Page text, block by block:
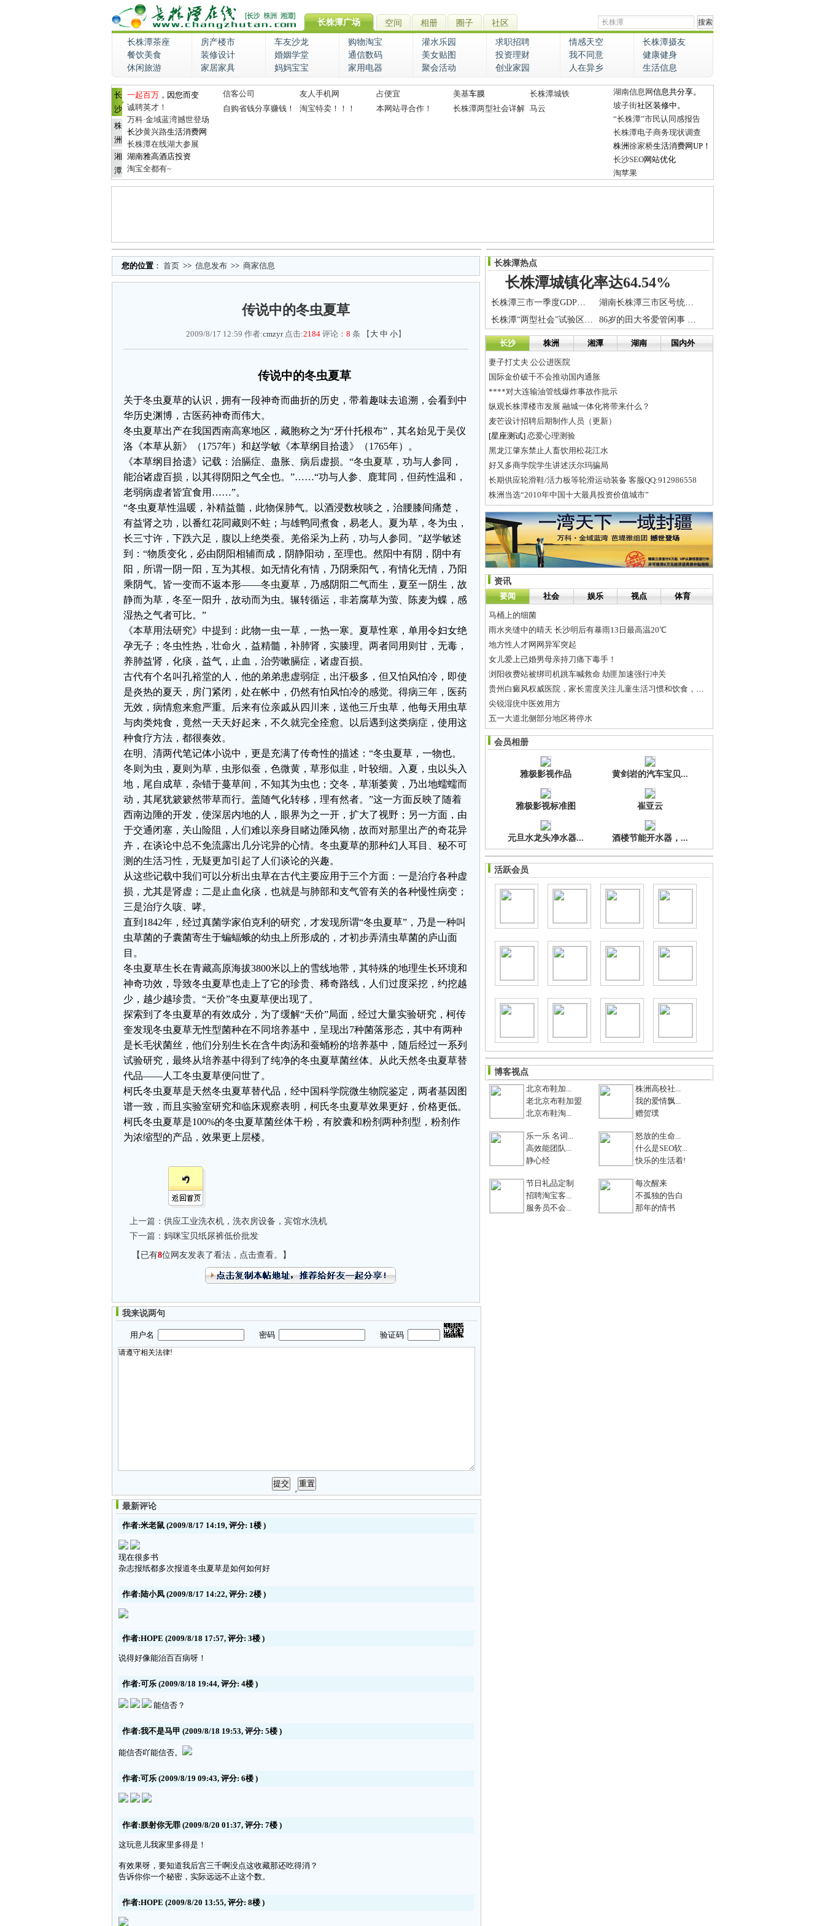
长株潭广场 空间 相册 圈子 社区
长株潭茶座 房产楼市 车友沙龙 购物淘宝 灌水乐园 求职招聘 情感天空
长株潭摄友
餐饮美食
装修设计 婚姻学堂 通信数码 美女贴图 投资理财 我不同意
健康健身
休闲旅游
家居家具 妈妈宝宝 家用电器 聚会活动 创业家园 人在异乡 生活信息
长
沙
株
洲
湘
潭
一起百万 ，因您而变
诚聘英才！
万科·金域蓝湾撼世登场
长沙黄兴路生活消费网
长株潭在线湖大参展
湖南雅高酒店投资
淘宝全都有~
信客公司 友人手机网 占便宜 美基车膜
长株潭城铁
自购省钱分享赚钱！
淘宝特卖！！！ 本网站寻合作！ 长株潭两型社会详解 马云
湖南信息网信息共分享。
坡子街社区装修中。
“长株潭”市民认同感报告
长株潭电子商务现状调查
株洲徐家桥生活消费网UP！
长沙SEO网站优化
淘苹果
您的位置 ： 首页 >> 信息发布 >> 商家信息
传说中的冬虫夏草
2009/8/17 12:59 作者:cmzyr点击:2184 评论： 8 条 【 大 中 小】
传说中的冬虫夏草
关于冬虫夏草的认识，拥有一段神奇而曲折的历史，带着趣味去追溯，会看到中
华历史渊博，古医药神奇而伟大。
冬虫夏草出产在我国西南高寒地区，藏胞称之为“牙什托根布”，其名始见于吴仪
洛《本草从新》（1757年）和赵学敏《本草纲目拾遗》（1765年）。
《本草纲目拾遗》记载：治膈症、蛊胀、病后虚损。“冬虫夏草 ，功与人参同，
能治诸虚百损，以其得阴阳之气全也。”……“功与人参、鹿茸同，但药性温和，
老弱病虚者皆宜食用……”。
“冬虫夏草性温暖，补精益髓，此物保肺气。以酒浸数枚啖之，治腰膝间痛楚，
有益肾之功，以番红花同藏则不蛀；与雄鸭同煮食，易老人。夏为草，冬为虫，
长三寸许，下跌六足，腹以上绝类蚕。羌俗采为上药，功与人参同。”赵学敏述
到：“物质变化，必由阴阳相辅而成，阴静阳动，至理也。然阳中有阴，阴中有
阳，所谓一阴一阳，互为其根。如无情化有情，乃阴乘阳气，有情化无情，乃阳
乘阴气。皆一变而不返本形——冬虫夏草 ，乃感阴阳二气而生，夏至一阴生，故
静而为草，冬至一阳升，故动而为虫。辗转循运，非若腐草为萤、陈麦为蝶，感
湿热之气者可比。”
《本草用法研究》中提到：此物一虫一草，一热一寒。夏草性寒，单用令妇女绝
孕无子；冬虫性热，壮命火，益精髓，补肺肾，实腠理。两者同用则甘，无毒，
养肺益肾，化痰，益气，止血，治劳嗽膈症，诸虚百损。
古代有个名叫孔裕堂的人，他的弟弟患虚弱症，出汗极多，但又怕风怕冷，即使
是炎热的夏天，房门紧闭，处在帐中，仍然有怕风怕冷的感觉。得病三年，医药
无效，病情愈来愈严重。后来有位亲戚从四川来，送他三斤虫草，他每天用虫草
与肉类炖食，竟然一天天好起来，不久就完全痊愈。以后遇到这类病症，使用这
种食疗方法，都很奏效。
在明、清两代笔记体小说中，更是充满了传奇性的描述：“冬虫夏草，一物也。
冬则为虫，夏则为草，虫形似蚕，色微黄，草形似韭，叶较细。入夏，虫以头入
地，尾自成草，杂错于蔓草间，不知其为虫也；交冬，草渐萎黄，乃出地蠕蠕而
动，其尾犹簌簌然带草而行。盖随气化转移，理有然者。”这一方面反映了随着
西南边陲的开发，使深居内地的人，眼界为之一开，扩大了视野；另一方面，由
于交通闭塞，关山险阻，人们难以亲身目睹边陲风物，故而对那里出产的奇花异
卉，在谈论中总不免流露出几分诧异的心情。冬虫夏草的那种幻人耳目、秘不可
测的生活习性，无疑更加引起了人们谈论的兴趣。
从这些记载中我们可以分析出虫草在古代主要应用于三个方面：一是治疗各种虚
损，尤其是肾虚；二是止血化痰，也就是与肺部和支气管有关的各种慢性病变；
三是治疗久咳、哮。
直到1842年，经过真菌学家伯克利的研究，才发现所谓“冬虫夏草”，乃是一种叫
虫草菌的子囊菌寄生于蝙蝠蛾的幼虫上所形成的，才初步弄清虫草菌的庐山面
目。
冬虫夏草生长在青藏高原海拔3800米以上的雪线地带，其特殊的地理生长环境和
神奇功效，导致冬虫夏草也走上了它的珍贵、稀奇路线，人们过度采挖，约挖越
少，越少越珍贵。“天价”冬虫夏草便出现了。
探索到了冬虫夏草的有效成分，为了缓解“天价”局面，经过大量实验研究，柯传
奎发现冬虫夏草无性型菌种在不同培养基中，呈现出7种菌落形态，其中有两种
是长毛状菌丝，他们分别生长在含牛肉汤和蚕蛹粉的培养基中，随后经过一系列
试验研究，最终从培养基中得到了纯净的冬虫夏草菌丝体。从此天然冬虫夏草替
代品——人工冬虫夏草便问世了。
柯氏冬虫夏草是天然冬虫夏草替代品，经中国科学院微生物院鉴定，两者基因图
谱一致，而且实验室研究和临床观察表明， 柯氏冬虫夏草效果更好，价格更低。
柯氏冬虫夏草是100%的冬虫夏草菌丝体干粉，有胶囊和粉剂两种剂型，粉剂作
为浓缩型的产品，效果更上层楼。
上一篇： 供应工业洗衣机，洗衣房设备，宾馆水洗机
下一篇： 妈咪宝贝纸尿裤低价批发
【已有8位网友发表了看法，点击查看。】
我来说两句
用户名 密码 验证码
最新评论
作者:米老鼠 (2009/8/17 14:19, 评分: 1楼 )
现在很多书
杂志报纸都多次报道冬虫夏草是如何如何好
作者:陆小凤 (2009/8/17 14:22, 评分: 2楼 )
作者:HOPE (2009/8/18 17:57, 评分: 3楼 )
说得好像能治百百病呀！
作者:可乐 (2009/8/18 19:44, 评分: 4楼 )
能信否？
作者:我不是马甲 (2009/8/18 19:53, 评分: 5楼 )
能信否吖能信否。
作者:可乐 (2009/8/19 09:43, 评分: 6楼 )
作者:朕射你无罪 (2009/8/20 01:37, 评分: 7楼 )
这玩意儿我家里多得是！
有效果呀，要知道我后宫三千啊没点这收藏那还吃得消？
告诉你你一个秘密，实际远远不止这个数。
作者:HOPE (2009/8/20 13:55, 评分: 8楼 )
长株潭热点
长株潭城镇化率达64.54%
长株潭三市一季度GDP总量增长14.5%
湖南长株潭三市区号统一致固话通话量猛增
长株潭“两型社会”试验区首阶段改革取得5大成绩
86岁的田大爷爱管闲事 定王台最可爱的楼栋长走了
长沙 株洲 湘潭 湖南 国内外
妻子打丈夫 公公进医院
国际金价破千不会推动国内通胀
****对大连输油管线爆炸事故作批示
纵观长株潭楼市发展 融城一体化将带来什么？
麦芒设计招聘后期制作人员（更新）
[星座测试] 恋爱心理测验
黑龙江肇东禁止人畜饮用松花江水
好又多商学院学生讲述沃尔玛骗局
长期供应轮滑鞋/活力板等轮滑运动装备 客服QQ:912986558
株洲当选“2010年中国十大最具投资价值城市”
资讯
要闻
社会 娱乐 视点 体育
马桶上的细菌
雨水夹缝中的晴天 长沙明后有暴雨13日最高温20℃
地方性人才网网异军突起
女儿爱上已婚男母亲持刀痛下毒手！
浏阳收费站被绑司机跳车喊救命 劫匪加速强行冲关
贵州白癜风权威医院，家长需度关注儿童生活习惯和饮食，让孩子远...
尖锐湿疣中医效用方
五一大道北侧部分地区将停水
调控百日观望成主流 七成打折楼盘只做表面功夫
桐梓坡路明起恢复通行 沿线交通“松绑”
会员相册
雅极影视作品 黄剑岩的汽车宝贝...
雅极影视标准图 崔亚云
元旦水龙头净水器... 酒楼节能开水器，...
活跃会员
博客视点
北京布鞋加...
老北京布鞋加盟
北京布鞋淘...
株洲高校社...
我的爱情飘...
赠贺璞
乐一乐 名词...
高效能团队...
静心经
怒放的生命...
什么是SEO软...
快乐的生活着!
节日礼品定制
招聘淘宝客...
服务员不会...
每次醒来
不孤独的告白
那年的情书